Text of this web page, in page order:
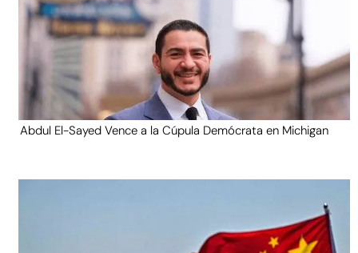
Abdul El-Sayed Vence a la Cúpula Demócrata en Michigan